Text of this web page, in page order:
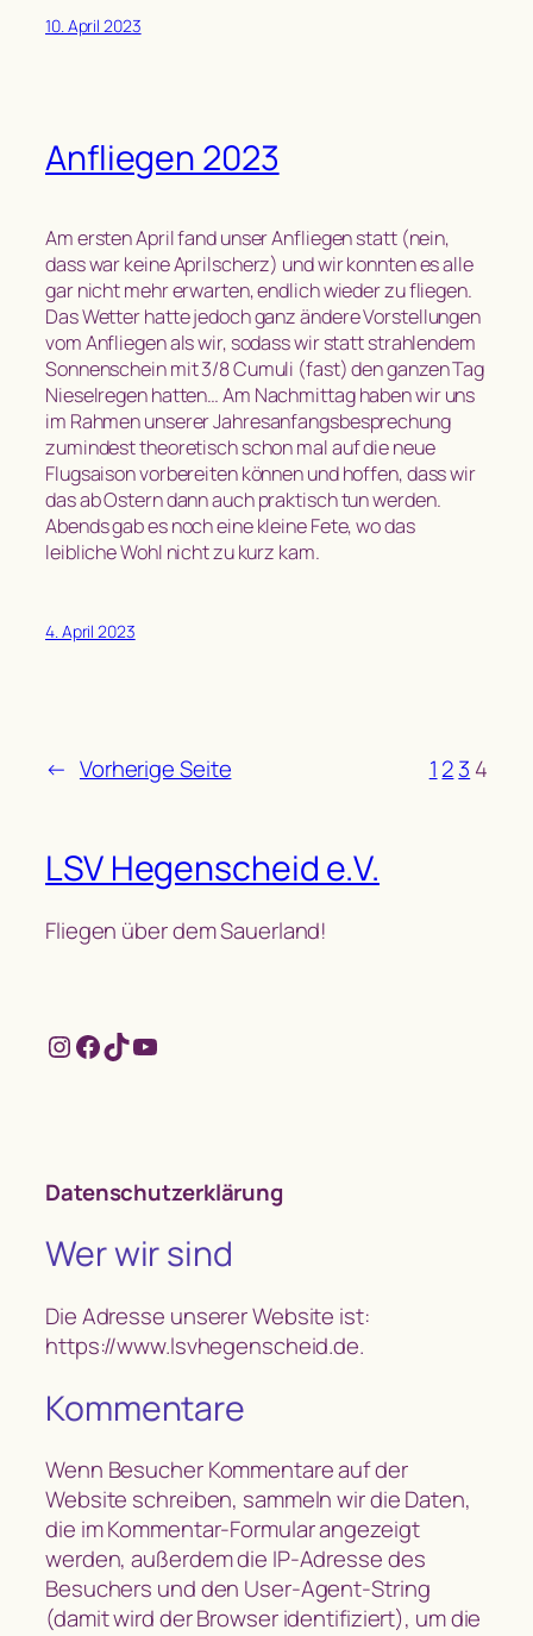
10. April 2023
Anfliegen 2023
Am ersten April fand unser Anfliegen statt (nein,
dass war keine Aprilscherz) und wir konnten es alle
gar nicht mehr erwarten, endlich wieder zu fliegen.
Das Wetter hatte jedoch ganz ändere Vorstellungen
vom Anfliegen als wir, sodass wir statt strahlendem
Sonnenschein mit 3/8 Cumuli (fast) den ganzen Tag
Nieselregen hatten… Am Nachmittag haben wir uns
im Rahmen unserer Jahresanfangsbesprechung
zumindest theoretisch schon mal auf die neue
Flugsaison vorbereiten können und hoffen, dass wir
das ab Ostern dann auch praktisch tun werden.
Abends gab es noch eine kleine Fete, wo das
leibliche Wohl nicht zu kurz kam.
4. April 2023
← Vorherige Seite 1 23 4
LSV Hegenscheid e.V.
Fliegen über dem Sauerland!
Instagram
Facebook
TikTokYouTube
Datenschutzerklärung
Wer wir sind
Die Adresse unserer Website ist:
https://www.lsvhegenscheid.de.
Kommentare
Wenn Besucher Kommentare auf der
Website schreiben, sammeln wir die Daten,
die im Kommentar-Formular angezeigt
werden, außerdem die IP-Adresse des
Besuchers und den User-Agent-String
(damit wird der Browser identifiziert), um die